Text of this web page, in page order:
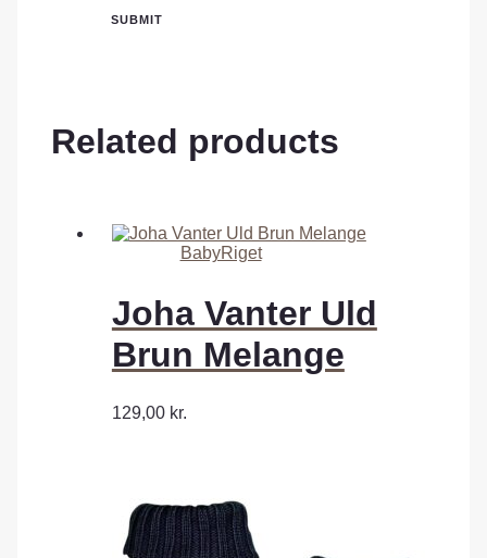
Related products
BabyRiget
Joha Vanter Uld
Brun Melange
129,00 kr.